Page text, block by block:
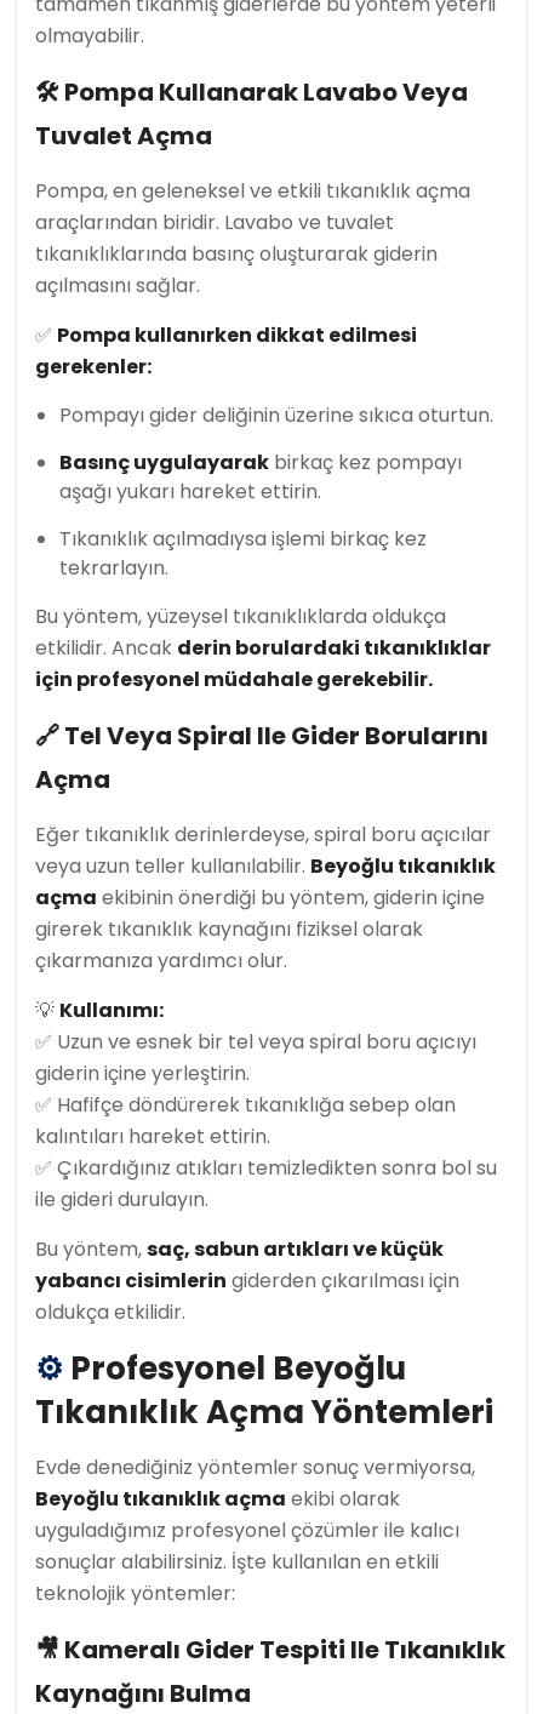
olmayabilir.
🛠 Pompa Kullanarak Lavabo Veya
Tuvalet Açma
Pompa, en geleneksel ve etkili tıkanıklık açma
araçlarından biridir. Lavabo ve tuvalet
tıkanıklıklarında basınç oluşturarak giderin
açılmasını sağlar.
✅ Pompa kullanırken dikkat edilmesi
gerekenler:
Pompayı gider deliğinin üzerine sıkıca oturtun.
Basınç uygulayarak birkaç kez pompayı
aşağı yukarı hareket ettirin.
Tıkanıklık açılmadıysa işlemi birkaç kez
tekrarlayın.
Bu yöntem, yüzeysel tıkanıklıklarda oldukça
etkilidir. Ancak derin borulardaki tıkanıklıklar
için profesyonel müdahale gerekebilir.
🔗 Tel Veya Spiral Ile Gider Borularını
Açma
Eğer tıkanıklık derinlerdeyse, spiral boru açıcılar
veya uzun teller kullanılabilir. Beyoğlu tıkanıklık
açma ekibinin önerdiği bu yöntem, giderin içine
girerek tıkanıklık kaynağını fiziksel olarak
çıkarmanıza yardımcı olur.
💡 Kullanımı:
✅ Uzun ve esnek bir tel veya spiral boru açıcıyı
giderin içine yerleştirin.
✅ Hafifçe döndürerek tıkanıklığa sebep olan
kalıntıları hareket ettirin.
✅ Çıkardığınız atıkları temizledikten sonra bol su
ile gideri durulayın.
Bu yöntem,saç, sabun artıkları ve küçük
yabancı cisimlerin giderden çıkarılması için
oldukça etkilidir.
⚙ Profesyonel Beyoğlu
Tıkanıklık Açma Yöntemleri
Evde denediğiniz yöntemler sonuç vermiyorsa,
Beyoğlu tıkanıklık açma ekibi olarak
uyguladığımız profesyonel çözümler ile kalıcı
sonuçlar alabilirsiniz. İşte kullanılan en etkili
teknolojik yöntemler:
🎥 Kameralı Gider Tespiti Ile Tıkanıklık
Kaynağını Bulma